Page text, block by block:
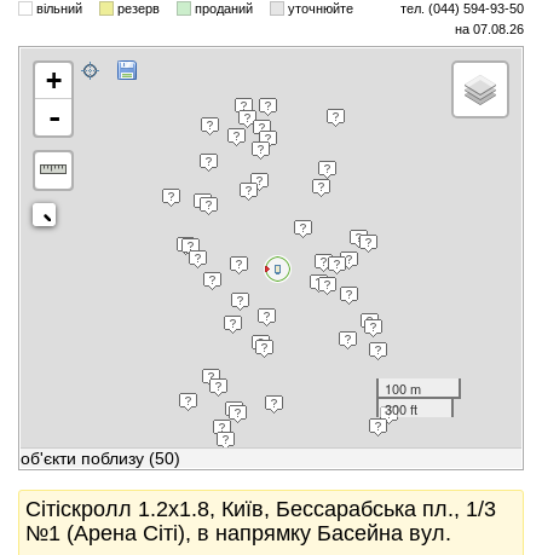
вільний резерв проданий уточнюйте
тел. (044) 594-93-50
на 07.08.26
+
-
100 m
300 ft
об'єкти поблизу (50)
Сітіскролл 1.2x1.8, Київ, Бессарабська пл., 1/3
№1 (Арена Сіті), в напрямку Басейна вул.